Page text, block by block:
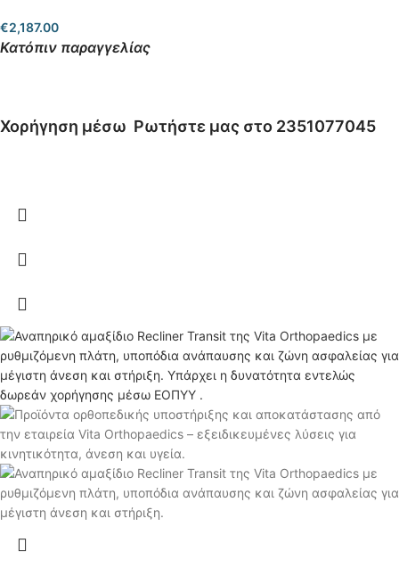
€2,187.00
Κατόπιν παραγγελίας
Χορήγηση μέσω Ρωτήστε μας στο 2351077045